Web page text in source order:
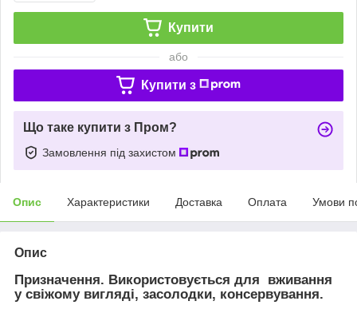
Купити
або
Купити з
Що таке купити з Пром?
Замовлення під захистом
Опис Характеристики Доставка Оплата Умови
Опис
Призначення. Використовується для вживання
у свіжому вигляді, засолодки, консервування.